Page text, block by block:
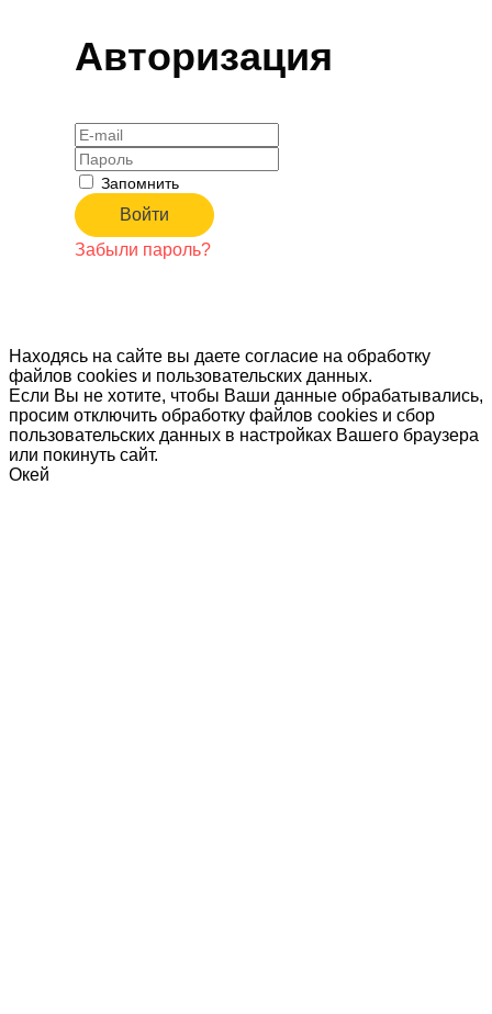
Авторизация
Запомнить
Забыли пароль?
Находясь на сайте вы даете согласие на обработку
файлов cookies и пользовательских данных.
Если Вы не хотите, чтобы Ваши данные обрабатывались,
просим отключить обработку файлов cookies и сбор
пользовательских данных в настройках Вашего браузера
или покинуть сайт.
Окей